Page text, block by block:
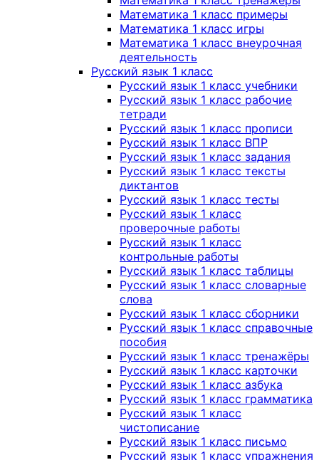
Математика 1 класс примеры
Математика 1 класс игры
Математика 1 класс внеурочная
деятельность
Русский язык 1 класс
Русский язык 1 класс учебники
Русский язык 1 класс рабочие
тетради
Русский язык 1 класс прописи
Русский язык 1 класс ВПР
Русский язык 1 класс задания
Русский язык 1 класс тексты
диктантов
Русский язык 1 класс тесты
Русский язык 1 класс
проверочные работы
Русский язык 1 класс
контрольные работы
Русский язык 1 класс таблицы
Русский язык 1 класс словарные
слова
Русский язык 1 класс сборники
Русский язык 1 класс справочные
пособия
Русский язык 1 класс тренажёры
Русский язык 1 класс карточки
Русский язык 1 класс азбука
Русский язык 1 класс грамматика
Русский язык 1 класс
чистописание
Русский язык 1 класс письмо
Русский язык 1 класс упражнения